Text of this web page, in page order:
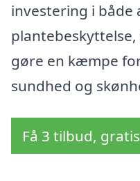
investering i både
gøre en kæmpe
sundhed og
Få 3 tilbud,